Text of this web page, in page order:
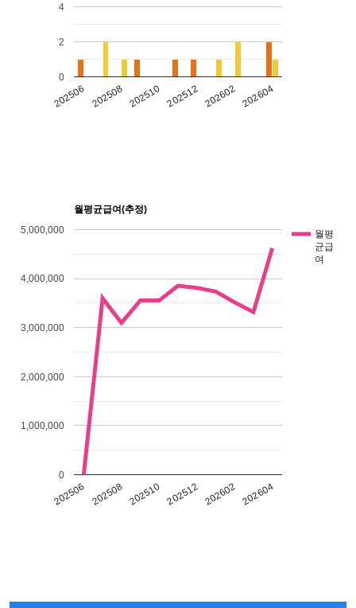
202506 202508 202510 202512 202602 202604
0
2
4
월평균급여(추정)
월평
균급
여
202506 202508 202510 202512 202602 202604
0
1,000,000
2,000,000
3,000,000
4,000,000
5,000,000